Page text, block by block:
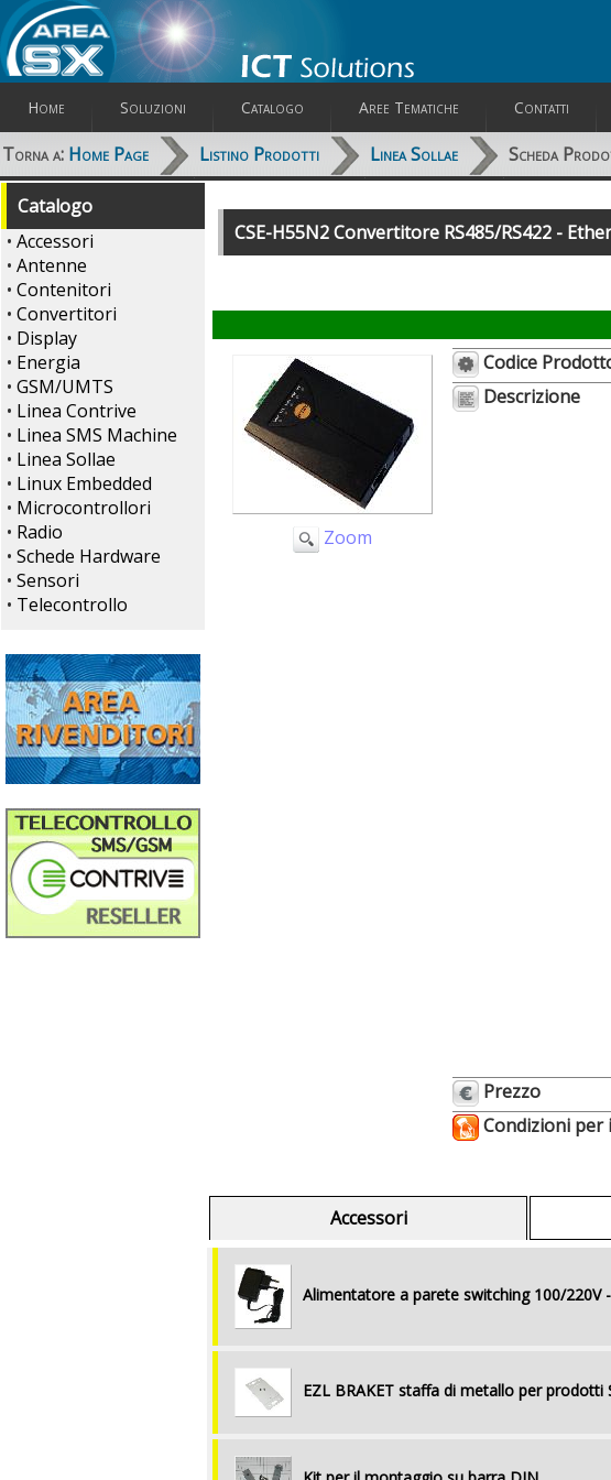
Home Soluzioni Catalogo Aree Tematiche Contatti
Torna a: Home Page Listino Prodotti Linea Sollae Scheda
Catalogo
• Accessori
• Antenne
• Contenitori
• Convertitori
• Display
• Energia
• GSM/UMTS
• Linea Contrive
• Linea SMS Machine
• Linea Sollae
• Linux Embedded
• Microcontrollori
• Radio
• Schede Hardware
• Sensori
• Telecontrollo
CSE-H55N2 Convertitore RS485/RS422 -
Zoom
Codice
Descrizione
Prezzo
Condizioni
Accessori
Alimentatore a parete switching 100/220V
EZL BRAKET staffa di metallo per prodotti